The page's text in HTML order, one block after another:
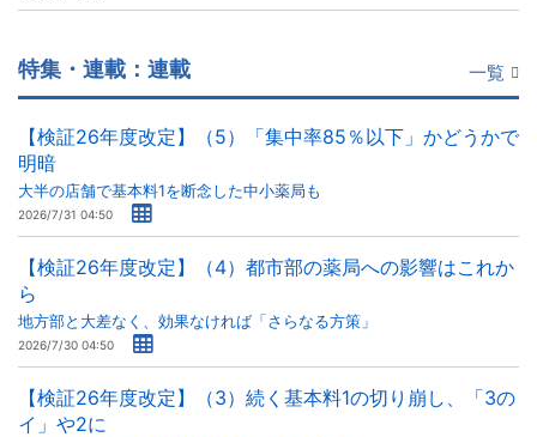
特集・連載：連載 一覧
【検証26年度改定】（5）「集中率85％以下」かどうかで
明暗
大半の店舗で基本料1を断念した中小薬局も
2026/7/31 04:50
【検証26年度改定】（4）都市部の薬局への影響はこれか
ら
地方部と大差なく、効果なければ「さらなる方策」
2026/7/30 04:50
【検証26年度改定】（3）続く基本料1の切り崩し、「3の
イ」や2に